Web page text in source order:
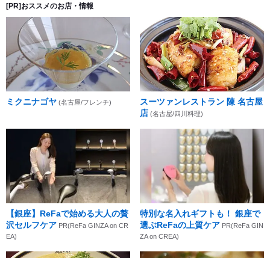
[PR]おススメのお店・情報
ミクニナゴヤ (名古屋/フレンチ)
スーツァンレストラン 陳 名古屋
店 (名古屋/四川料理)
【銀座】ReFaで始める大人の贅
沢セルフケア PR(ReFa GINZA on CR
EA)
特別な名入れギフトも！ 銀座で
選ぶReFaの上質ケア PR(ReFa GIN
ZA on CREA)